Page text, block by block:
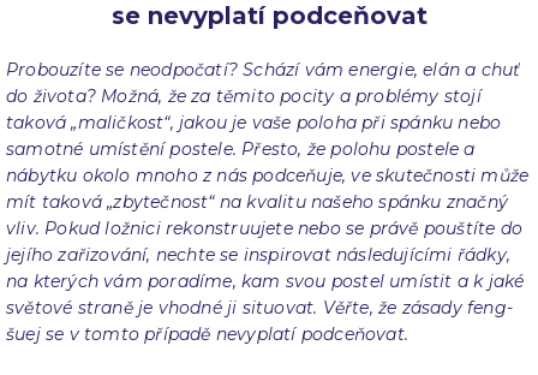
se nevyplatí podceňovat
Probouzíte se neodpočatí? Schází vám energie, elán a chuť
do života? Možná, že za těmito pocity a problémy stojí
taková „maličkost“, jakou je vaše poloha při spánku nebo
samotné umístění postele. Přesto, že polohu postele a
nábytku okolo mnoho z nás podceňuje, ve skutečnosti může
mít taková „zbytečnost“ na kvalitu našeho spánku značný
vliv. Pokud ložnici rekonstruujete nebo se právě pouštíte do
jejího zařizování, nechte se inspirovat následujícími řádky,
na kterých vám poradíme, kam svou postel umístit a k jaké
světové straně je vhodné ji situovat. Věřte, že zásady feng-
šuej se v tomto případě nevyplatí podceňovat.